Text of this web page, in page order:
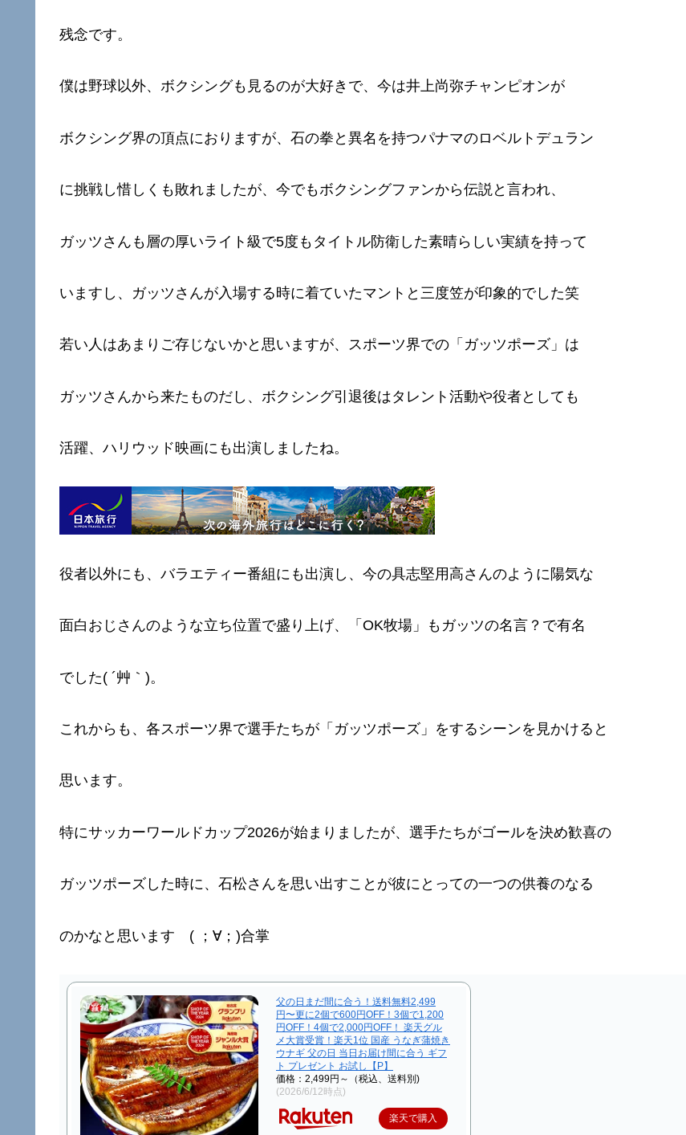
残念です。
僕は野球以外、ボクシングも見るのが大好きで、今は井上尚弥チャンピオンが
ボクシング界の頂点におりますが、石の拳と異名を持つパナマのロベルトデュラン
に挑戦し惜しくも敗れましたが、今でもボクシングファンから伝説と言われ、
ガッツさんも層の厚いライト級で5度もタイトル防衛した素晴らしい実績を持って
いますし、ガッツさんが入場する時に着ていたマントと三度笠が印象的でした笑
若い人はあまりご存じないかと思いますが、スポーツ界での「ガッツポーズ」は
ガッツさんから来たものだし、ボクシング引退後はタレント活動や役者としても
活躍、ハリウッド映画にも出演しましたね。
役者以外にも、バラエティー番組にも出演し、今の具志堅用高さんのように陽気な
面白おじさんのような立ち位置で盛り上げ、「OK牧場」もガッツの名言？で有名
でした( ´艸｀)。
これからも、各スポーツ界で選手たちが「ガッツポーズ」をするシーンを見かけると
思います。
特にサッカーワールドカップ2026が始まりましたが、選手たちがゴールを決め歓喜の
ガッツポーズした時に、石松さんを思い出すことが彼にとっての一つの供養のなる
のかなと思います ( ；∀；)合掌
父の日まだ間に合う！送料無料2,499
円〜更に2個で600円OFF！3個で1,200
円OFF！4個で2,000円OFF！ 楽天グル
メ大賞受賞！楽天1位 国産 うなぎ蒲焼き
ウナギ 父の日 当日お届け間に合う ギフ
ト プレゼント お試し【P】
価格：2,499円～（税込、送料別)
(2026/6/12時点)
楽天で購入